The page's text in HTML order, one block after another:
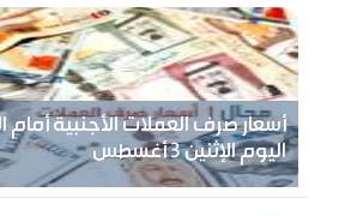
أسعار صرف العملات الأجنبية أمام
اليوم الإثنين 3 أغسطس